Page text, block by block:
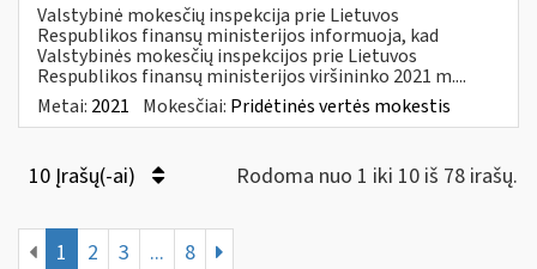
Valstybinė mokesčių inspekcija prie Lietuvos
Respublikos finansų ministerijos informuoja, kad
Valstybinės mokesčių inspekcijos prie Lietuvos
Respublikos finansų ministerijos viršininko 2021 m....
Metai: 2021 Mokesčiai: Pridėtinės vertės mokestis
10 Įrašų(-ai) Rodoma nuo 1 iki 10 iš 78 irašų.
1 2 3 ... 8